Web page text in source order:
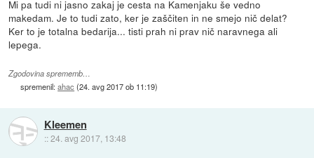
Mi pa tudi ni jasno zakaj je cesta na Kamenjaku še vedno
makedam. Je to tudi zato, ker je zaščiten in ne smejo nič delat?
Ker to je totalna bedarija... tisti prah ni prav nič naravnega ali
lepega.
Zgodovina sprememb…
spremenil:ahac (24. avg 2017 ob 11:19)
Kleemen
::24. avg 2017, 13:48